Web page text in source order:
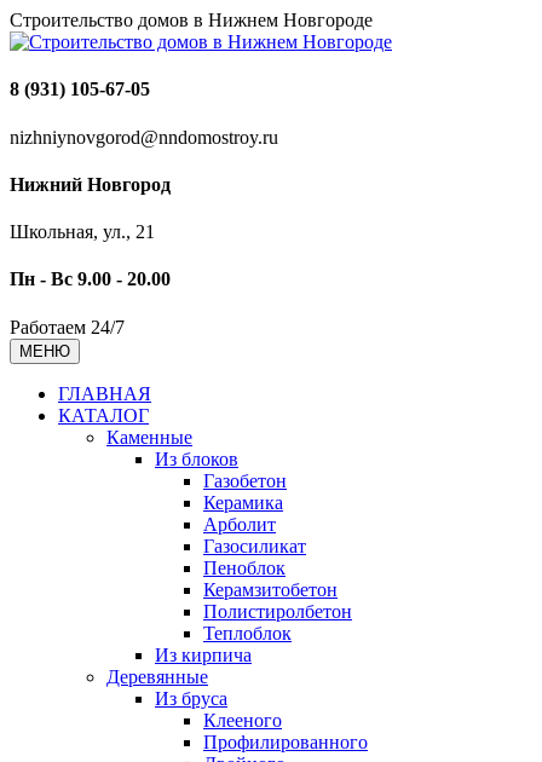
Строительство домов в Нижнем Новгороде
8 (931) 105-67-05
nizhniynovgorod@nndomostroy.ru
Нижний Новгород
Школьная, ул., 21
Пн - Вс 9.00 - 20.00
Работаем 24/7
МЕНЮ
ГЛАВНАЯ
КАТАЛОГ
Каменные
Из блоков
Газобетон
Керамика
Арболит
Газосиликат
Пеноблок
Керамзитобетон
Полистиролбетон
Теплоблок
Из кирпича
Деревянные
Из бруса
Клееного
Профилированного